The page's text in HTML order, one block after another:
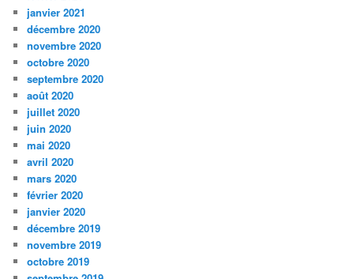
janvier 2021
décembre 2020
novembre 2020
octobre 2020
septembre 2020
août 2020
juillet 2020
juin 2020
mai 2020
avril 2020
mars 2020
février 2020
janvier 2020
décembre 2019
novembre 2019
octobre 2019